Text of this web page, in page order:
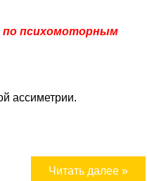
по психомоторным
ассиметрии.
Читать далее »